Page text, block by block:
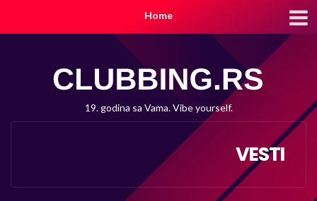
Home
19. godina sa Vama. Vibe yourself.
VESTI